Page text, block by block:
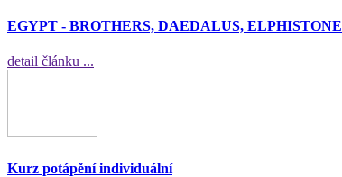
EGYPT - BROTHERS, DAEDALUS, ELPHISTONE
detail článku ...
Kurz potápění individuální